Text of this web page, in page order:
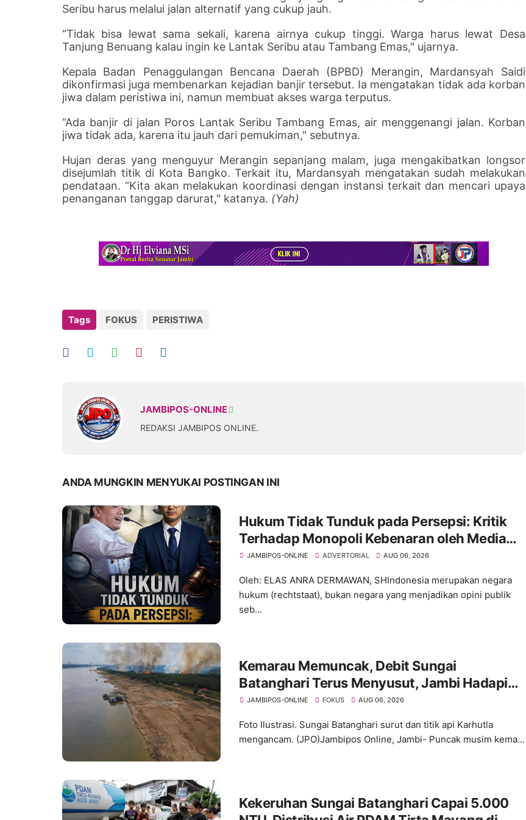
Seribu harus melalui jalan alternatif yang cukup jauh.
“Tidak bisa lewat sama sekali, karena airnya cukup tinggi. Warga harus lewat Desa
Tanjung Benuang kalau ingin ke Lantak Seribu atau Tambang Emas," ujarnya.
Kepala Badan Penaggulangan Bencana Daerah (BPBD) Merangin, Mardansyah Saidi
dikonfirmasi juga membenarkan kejadian banjir tersebut. Ia mengatakan tidak ada korban
jiwa dalam peristiwa ini, namun membuat akses warga terputus.
“Ada banjir di jalan Poros Lantak Seribu Tambang Emas, air menggenangi jalan. Korban
jiwa tidak ada, karena itu jauh dari pemukiman," sebutnya.
Hujan deras yang menguyur Merangin sepanjang malam, juga mengakibatkan longsor
disejumlah titik di Kota Bangko. Terkait itu, Mardansyah mengatakan sudah melakukan
pendataan. “Kita akan melakukan koordinasi dengan instansi terkait dan mencari upaya
penanganan tanggap darurat," katanya. (Yah)
Tags FOKUS PERISTIWA
JAMBIPOS-ONLINE
REDAKSI JAMBIPOS ONLINE.
ANDA MUNGKIN MENYUKAI POSTINGAN INI
Hukum Tidak Tunduk pada Persepsi: Kritik
Terhadap Monopoli Kebenaran oleh Media
dan Aktivis
JAMBIPOS-ONLINE ADVERTORIAL AUG 06, 2026
Oleh: ELAS ANRA DERMAWAN, SHIndonesia merupakan negara
hukum (rechtstaat), bukan negara yang menjadikan opini publik
seb...
Kemarau Memuncak, Debit Sungai
Batanghari Terus Menyusut, Jambi Hadapi
Ancaman Krisis Air Bersih dan Karhutla
JAMBIPOS-ONLINE FOKUS AUG 06, 2026
Foto Ilustrasi. Sungai Batanghari surut dan titik api Karhutla
mengancam. (JPO)Jambipos Online, Jambi- Puncak musim kema...
Kekeruhan Sungai Batanghari Capai 5.000